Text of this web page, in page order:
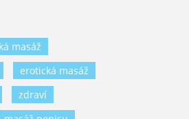
masáž
erotická masáž
zdraví